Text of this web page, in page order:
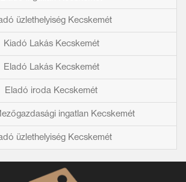
üzlethelyiség Kecskemét
Kiadó Lakás Kecskemét
Eladó Lakás Kecskemét
Eladó iroda Kecskemét
ingatlan Kecskemét
üzlethelyiség Kecskemét